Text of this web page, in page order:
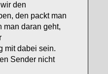
den
den packt man
man daran geht,
mit dabei sein.
Sender nicht